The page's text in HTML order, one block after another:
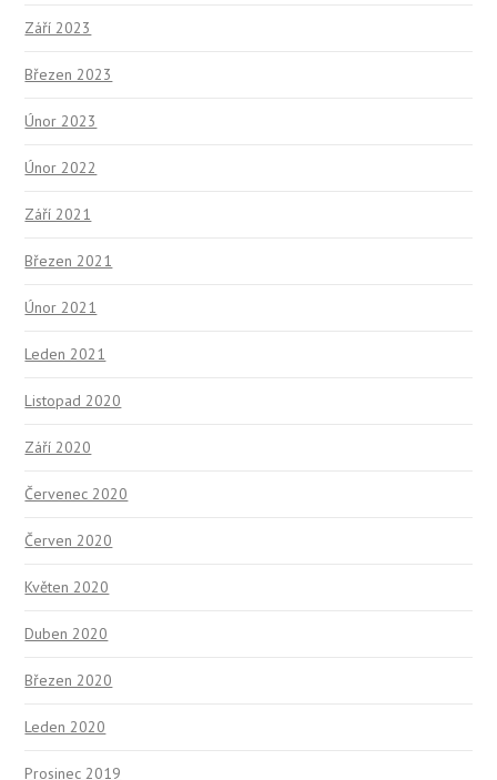
Září 2023
Březen 2023
Únor 2023
Únor 2022
Září 2021
Březen 2021
Únor 2021
Leden 2021
Listopad 2020
Září 2020
Červenec 2020
Červen 2020
Květen 2020
Duben 2020
Březen 2020
Leden 2020
Prosinec 2019